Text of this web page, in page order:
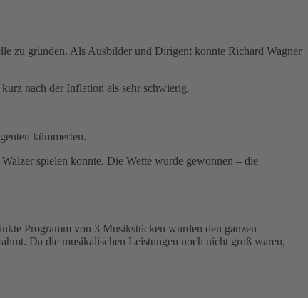
zu gründen. Als Ausbilder und Dirigent konnte Richard Wagner
nach der Inflation als sehr schwierig.
kümmerten.
spielen konnte. Die Wette wurde gewonnen – die
Programm von 3 Musikstücken wurden den ganzen
Da die musikalischen Leistungen noch nicht groß waren,